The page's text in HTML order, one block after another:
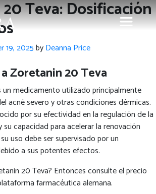
Teva: Dosificación
19, 2025byDeanna Price
Zoretanin 20 Teva
medicamento utilizado principalmente
acné severo y otras condiciones dérmicas.
por su efectividad en la regulación de la
capacidad para acelerar la renovación
uso debe ser supervisado por un
a sus potentes efectos.
20 Teva? Entonces consulte el precio
farmacéutica alemana.